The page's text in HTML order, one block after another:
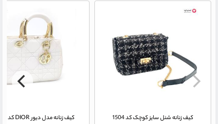
کیف زنانه شنل سایز کوچک کد 1504 کیف زنانه مدل دیور DIOR کد 120263